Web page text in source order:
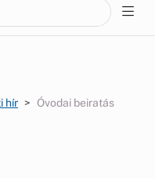
hír Óvodai beiratás